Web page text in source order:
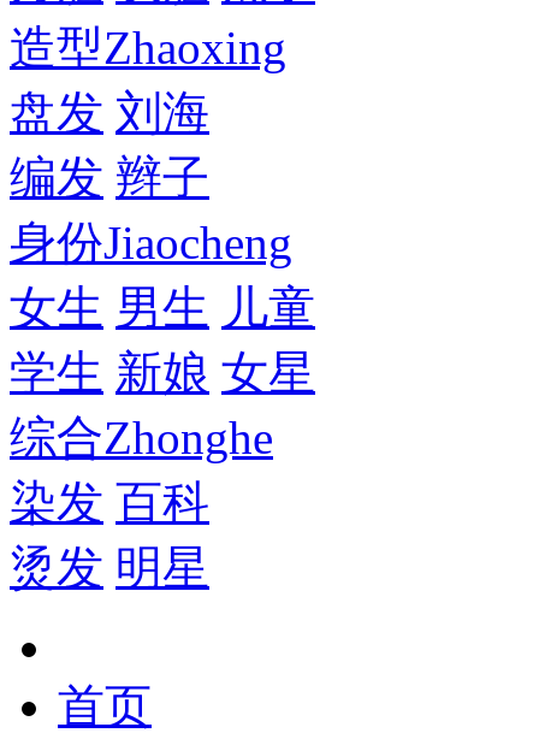
造型Zhaoxing
盘发 刘海
编发 辫子
身份Jiaocheng
女生 男生 儿童
学生 新娘 女星
综合Zhonghe
染发 百科
烫发 明星
首页